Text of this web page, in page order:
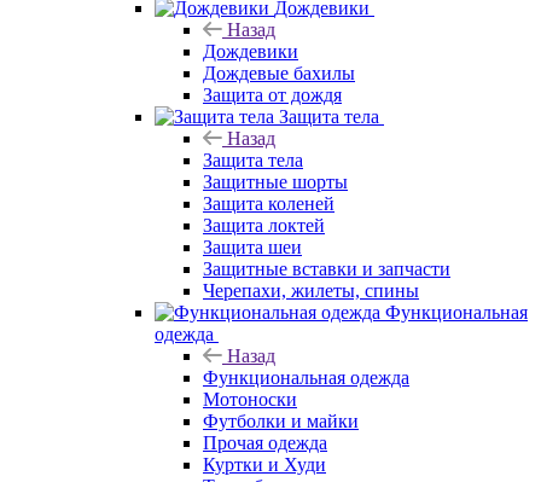
Дождевики
Назад
Дождевики
Дождевые бахилы
Защита от дождя
Защита тела
Назад
Защита тела
Защитные шорты
Защита коленей
Защита локтей
Защита шеи
Защитные вставки и запчасти
Черепахи, жилеты, спины
Функциональная
одежда
Назад
Функциональная одежда
Мотоноски
Футболки и майки
Прочая одежда
Куртки и Худи